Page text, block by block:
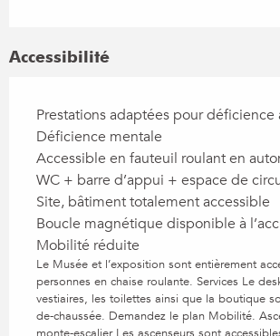
Accessibilité
Prestations adaptées pour déficience
Déficience mentale
Accessible en fauteuil roulant en
WC + barre d’appui + espace de
Site, bâtiment totalement accessible
Boucle magnétique disponible à
Mobilité réduite
Le Musée et l’exposition sont entièrement
personnes en chaise roulante. Services Le
vestiaires, les toilettes ainsi que la boutique
de-chaussée. Demandez le plan Mobilité.